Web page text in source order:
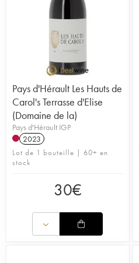
Pays d'Hérault Les Hauts de
Carol's Terrasse d'Elise
(Domaine de la)
Pays d'Hérault IGP
2023
Lot de 1 bouteille | 60+ en
stock
30€